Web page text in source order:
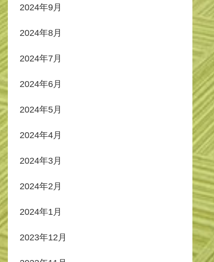
2024年9月
2024年8月
2024年7月
2024年6月
2024年5月
2024年4月
2024年3月
2024年2月
2024年1月
2023年12月